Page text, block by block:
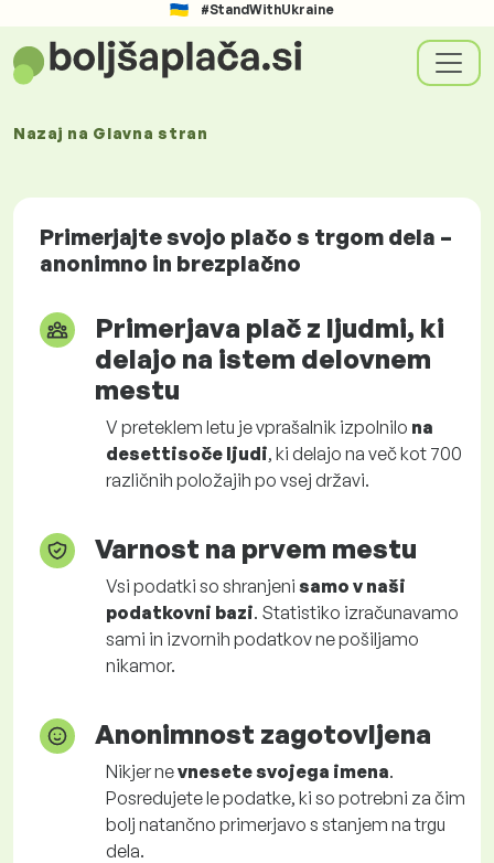
#StandWithUkraine
Nazaj na Glavna stran
Primerjajte svojo plačo s trgom dela –
anonimno in brezplačno
Primerjava plač z ljudmi, ki
delajo na istem delovnem
mestu
V preteklem letu je vprašalnik izpolnilo na
desettisoče ljudi, ki delajo na več kot 700
različnih položajih po vsej državi.
Varnost na prvem mestu
Vsi podatki so shranjeni samo v naši
podatkovni bazi. Statistiko izračunavamo
sami in izvornih podatkov ne pošiljamo
nikamor.
Anonimnost zagotovljena
Nikjer nevnesete svojega imena.
Posredujete le podatke, ki so potrebni za čim
bolj natančno primerjavo s stanjem na trgu
dela.